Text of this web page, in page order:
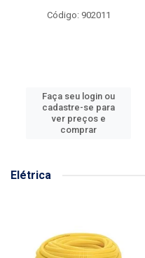
Código: 902011
Faça seu login ou
cadastre-se para
ver preços e
comprar
Elétrica